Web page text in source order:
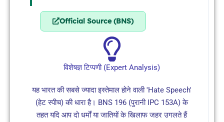
Official Source (BNS)
विशेषज्ञ टिप्पणी (Expert Analysis)
यह भारत की सबसे ज्यादा इस्तेमाल होने वाली 'Hate Speech'
(हेट स्पीच) की धारा है। BNS 196 (पुरानी IPC 153A) के
तहत यदि आप दो धर्मों या जातियों के खिलाफ जहर उगलते हैं